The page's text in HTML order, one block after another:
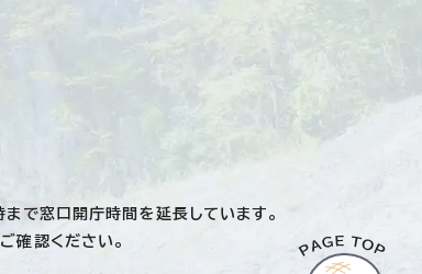
で窓口開庁時間を延長しています。
確認ください。